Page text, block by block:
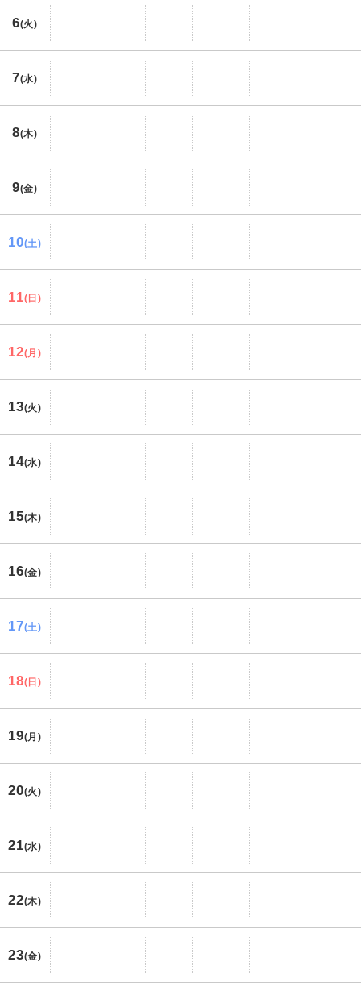
6(火)
7(水)
8(木)
9(金)
10(土)
11(日)
12(月)
13(火)
14(水)
15(木)
16(金)
17(土)
18(日)
19(月)
20(火)
21(水)
22(木)
23(金)